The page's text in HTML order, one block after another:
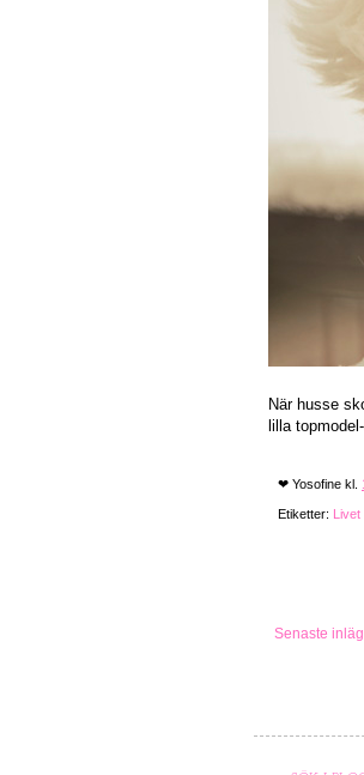
När husse
lilla
❤ Yosofine kl.
Etiketter: Livet
Senaste